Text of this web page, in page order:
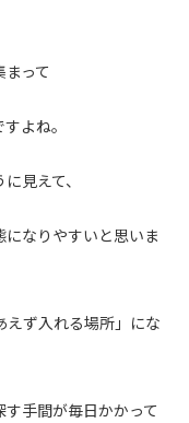
って
よね。
見えて、
になりやすいと思いま
えず入れる場所」にな
手間が毎日かかって